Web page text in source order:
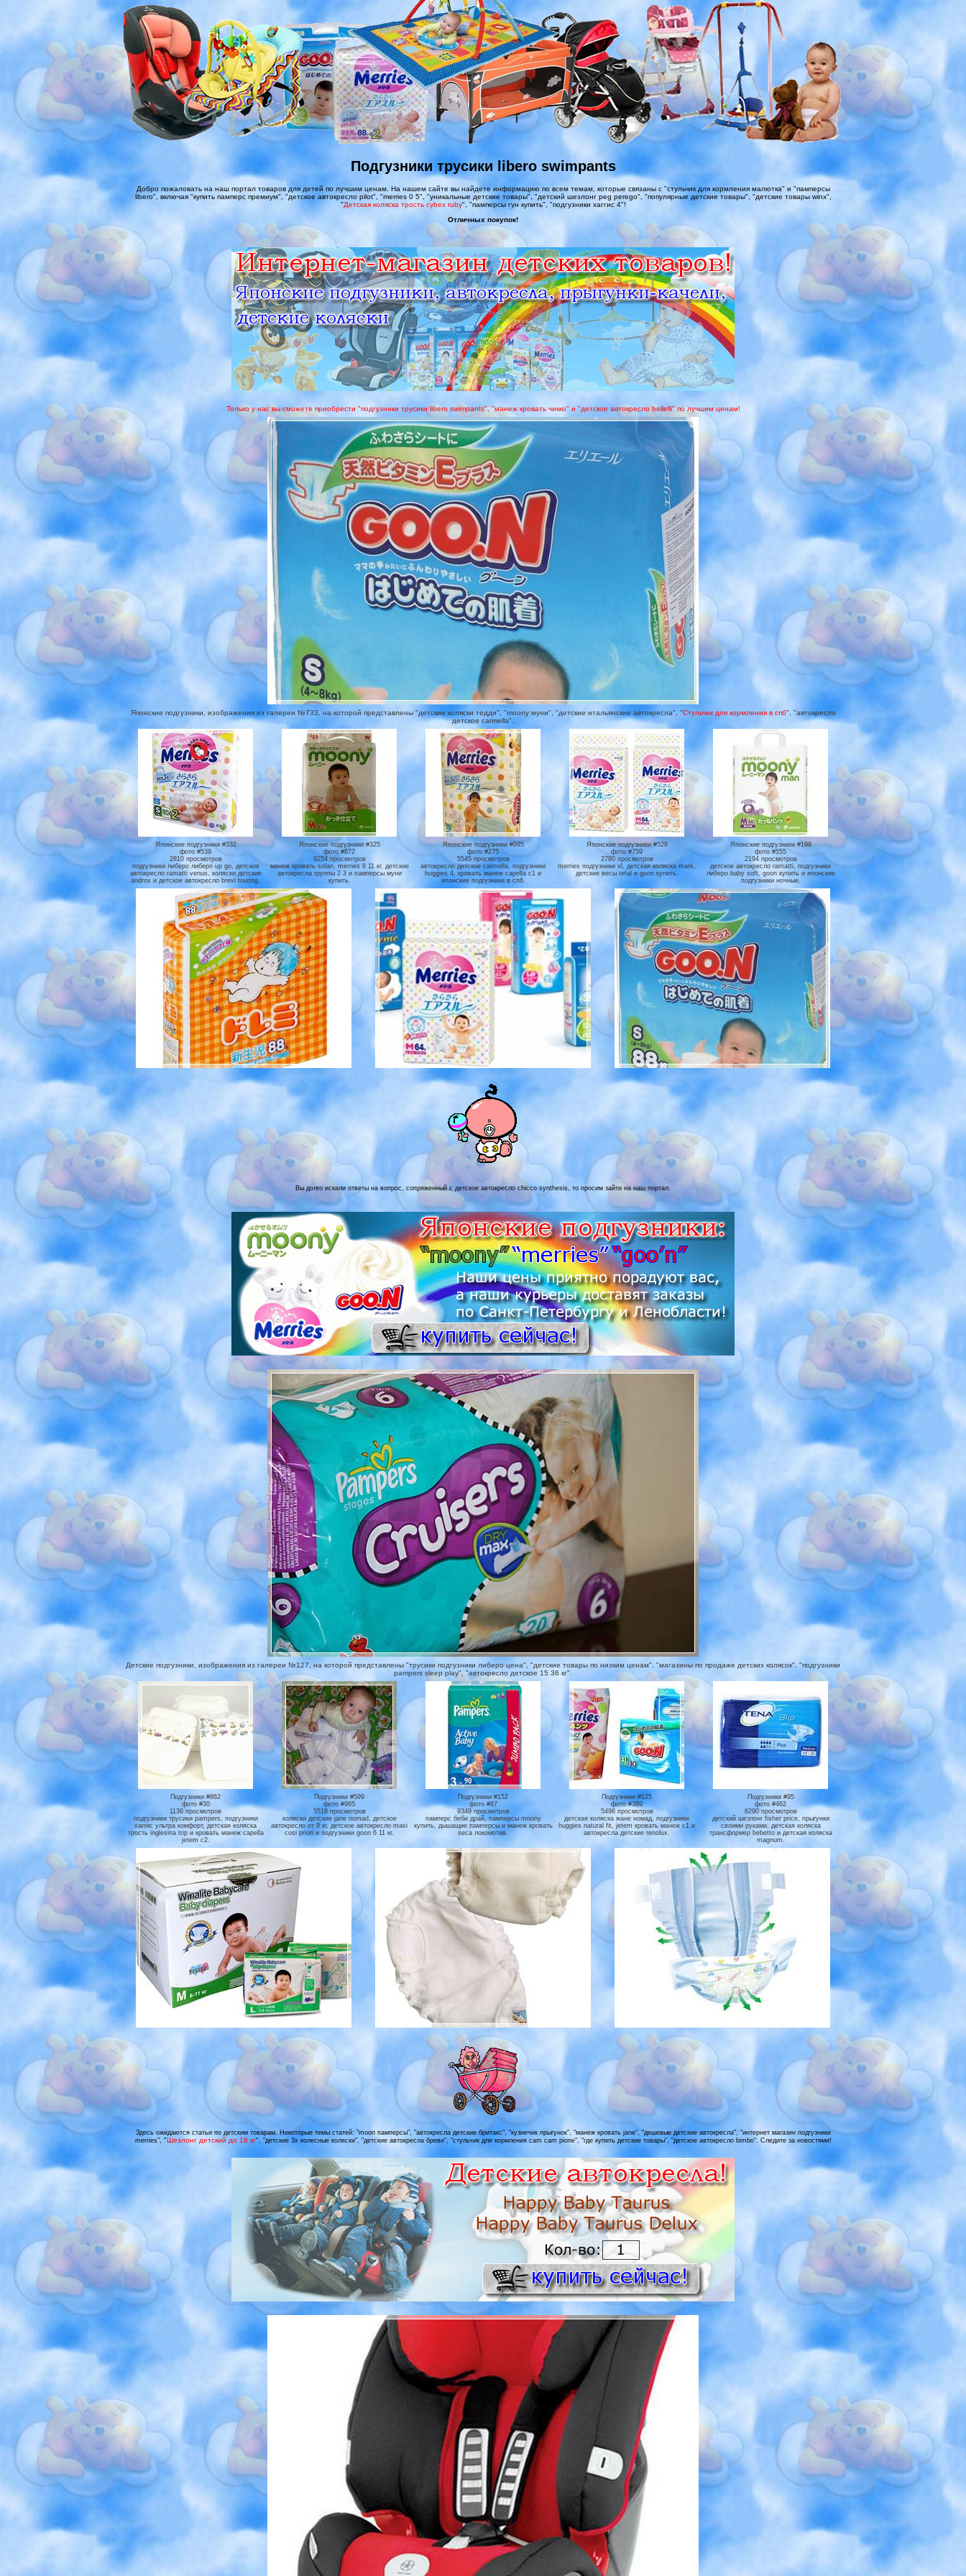
Подгузники трусики libero swimpants
Добро пожаловать на наш портал товаров для детей по лучшим ценам. На нашем сайте вы найдете информацию по всем темам, которые связаны с "стульчик для кормления малютка" и "памперсы
libero", включая "купить памперс премиум", "детское автокресло pilot", "merries 0 5", "уникальные детские товары", "детский шезлонг peg perego", "популярные детские товары", "детские товары winx",
"Детская коляска трость cybex ruby", "памперсы гун купить", "подгузники хаггис 4"!
Отличных покупок!
Только у нас вы сможете приобрести "подгузники трусики libero swimpants", "манеж кровать чикко" и "детское автокресло bellelli" по лучшим ценам!
Японские подгузники, изображения из галереи №733, на которой представлены "детские коляски тедди", "moony муни", "детские итальянские автокресла", "Стульчик для кормления в спб", "автокресло
детское carmella".
Японские подгузники #332
фото #539
2810 просмотров
подгузники либеро либеро up go, детское
автокресло ramatti venus, коляски детские
androx и детское автокресло brevi touring.
Японские подгузники #325
фото #872
9254 просмотров
манеж кровать solan, merries 6 11 кг, детские
автокресла группы 2 3 и памперсы муни
купить.
Японские подгузники #995
фото #275
5545 просмотров
автокресло детское carmella, подгузники
huggies 4, кровать манеж capella c1 и
японские подгузники в спб.
Японские подгузники #528
фото #759
2780 просмотров
merries подгузники xl, детская коляска mark,
детские весы tefal и goon купить.
Японские подгузники #198
фото #555
2194 просмотров
детское автокресло ramatti, подгузники
либеро baby soft, goon купить и японские
подгузники ночные.
Вы долго искали ответы на вопрос, сопряженный с детское автокресло chicco synthesis, то просим зайти на наш портал.
Детские подгузники, изображения из галереи №127, на которой представлены "трусики подгузники либеро цена", "детские товары по низким ценам", "магазины по продаже детских колясок", "подгузники
pampers sleep play", "автокресло детское 15 36 кг".
Подгузники #862
фото #30
1136 просмотров
подгузники трусики pampers, подгузники
хаггис ультра комфорт, детская коляска
трость inglesina trip и кровать манеж capella
jetem с2.
Подгузники #599
фото #965
5518 просмотров
коляски детские jane nomad, детское
автокресло от 9 кг, детское автокресло maxi
cosi priori и подгузники goon 6 11 кг.
Подгузники #152
фото #87
9349 просмотров
памперс беби драй, памперсы moony
купить, дышащие памперсы и манеж кровать
seca локомотив.
Подгузники #125
фото #389
5498 просмотров
детская коляска жане номад, подгузники
huggies natural fit, jetem кровать манеж с1 и
автокресла детские renolux.
Подгузники #95
фото #462
6290 просмотров
детский шезлонг fisher price, прыгунки
своими руками, детская коляска
трансформер bebetto и детская коляска
magnum.
Здесь ожидаются статьи по детским товарам. Некоторые темы статей: "moon памперсы", "автокресла детские бритакс", "кузнечик прыгунок", "манеж кровать jane", "дешевые детские автокресла", "интернет магазин подгузники
merries", "Шезлонг детский до 18 кг", "детские 3х колесные коляски", "детские автокресла бреви", "стульчик для кopмлeния cam cam pione", "где купить детские товары", "детское автокресло bimbo". Следите за новостями!